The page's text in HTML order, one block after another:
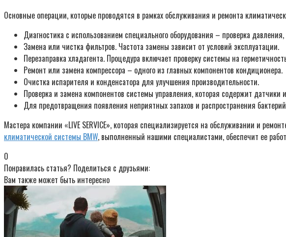
Основные операции, которые проводятся в рамках обслуживания и ремонта
Диагностика с использованием специального оборудования – проверка
Замена или чистка фильтров. Частота замены зависит от условий эксплуатации.
Перезаправка хладагента. Процедура включает проверку системы на
Ремонт или замена компрессора – одного из главных компонентов кондиционера.
Очистка испарителя и конденсатора для улучшения производительности.
Проверка и замена компонентов системы управления, которая содержит датчики
Для предотвращения появления неприятных запахов и распространения
Мастера компании «LIVE SERVICE», которая специализируется на обслуживании и
климатической системы BMW, выполненный нашими специалистами, обеспечит ее
0
Понравилась статья? Поделиться с друзьями:
Вам также может быть интересно